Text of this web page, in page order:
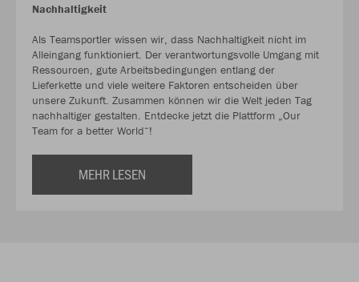
Nachhaltigkeit
Als Teamsportler wissen wir, dass Nachhaltigkeit nicht im
Alleingang funktioniert. Der verantwortungsvolle Umgang mit
Ressourcen, gute Arbeitsbedingungen entlang der
Lieferkette und viele weitere Faktoren entscheiden über
unsere Zukunft. Zusammen können wir die Welt jeden Tag
nachhaltiger gestalten. Entdecke jetzt die Plattform „Our
Team for a better World“!
MEHR LESEN